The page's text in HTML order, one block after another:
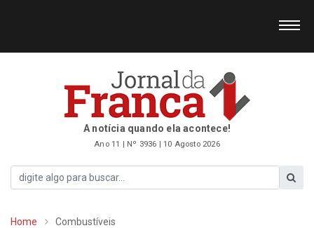
A notícia quando ela acontece!
Ano 11 | Nº 3936 | 10 Agosto 2026
Home Combustíveis